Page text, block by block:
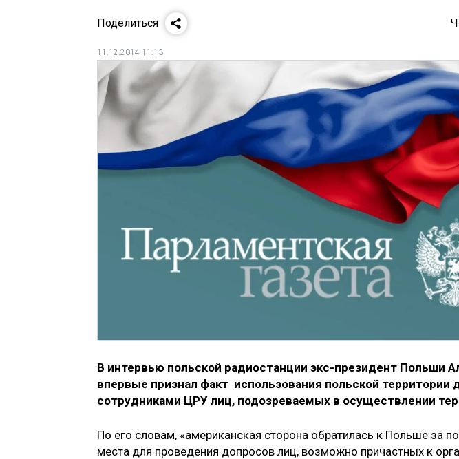
Поделиться
11.12.2014 11:13
В интервью польской радиостанции экс-президент Польши
впервые признал факт использования польской территории
сотрудниками ЦРУ лиц, подозреваемых в осуществлении
По его словам, «американская сторона обратилась к Польше за
места для проведения допросов лиц, возможно причастных к